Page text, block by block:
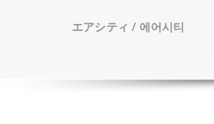
エアシティ / 에어시티